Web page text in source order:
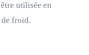
utilisée en
froid.